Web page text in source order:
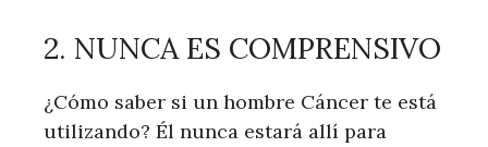
2. NUNCA ES COMPRENSIVO
¿Cómo saber si un hombre Cáncer te está
utilizando? Él nunca estará allí para